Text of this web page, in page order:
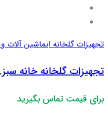
تجهیزات گلخانه ایماشین آلات
تجهیزات گلخانه خانه
برای قیمت تماس بگیرید